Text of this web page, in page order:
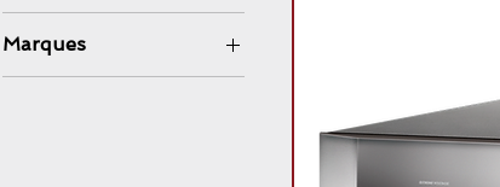
5 900 $CA 8 900 $CA
Marques
AudioQuest